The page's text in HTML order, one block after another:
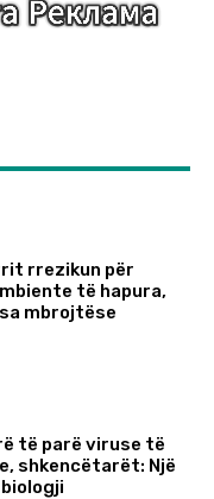
rrezikun për
të hapura,
mbrojtëse
të parë viruse të
shkencëtarët: Një